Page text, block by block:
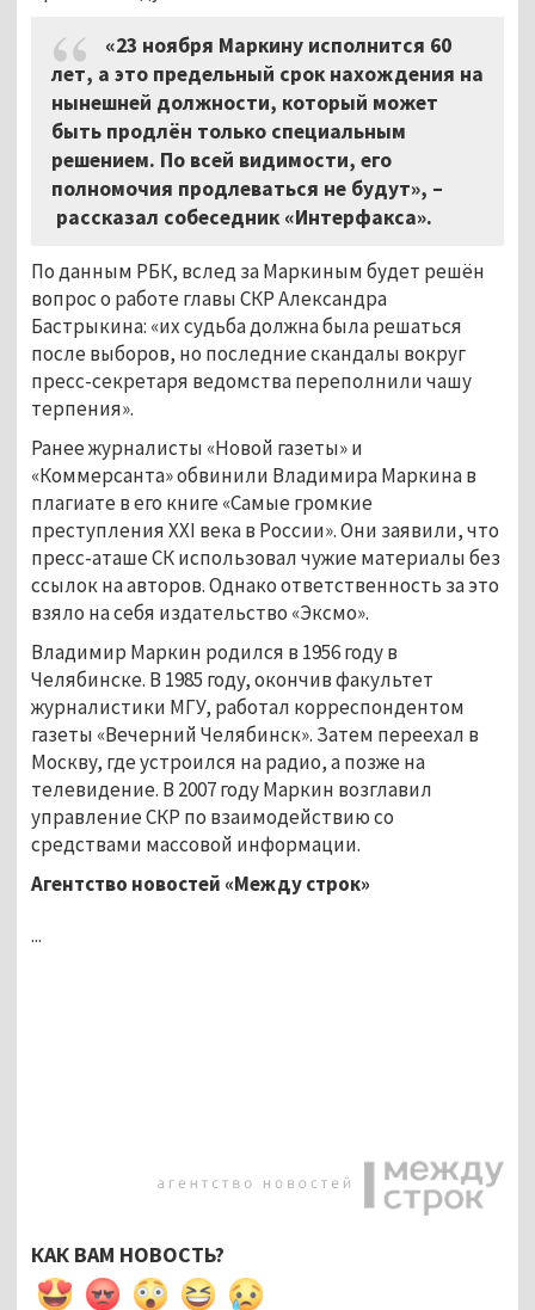
«23 ноября Маркину исполнится 60
лет, а это предельный срок нахождения на
нынешней должности, который может
быть продлён только специальным
решением. По всей видимости, его
полномочия продлеваться не будут», –
рассказал собеседник «Интерфакса».
По данным РБК, вслед за Маркиным будет решён
вопрос о работе главы СКР Александра
Бастрыкина: «их судьба должна была решаться
после выборов, но последние скандалы вокруг
пресс-секретаря ведомства переполнили чашу
терпения».
Ранее журналисты «Новой газеты» и
«Коммерсанта» обвинили Владимира Маркина в
плагиате в его книге «Самые громкие
преступления XXI века в России». Они заявили, что
пресс-аташе СК использовал чужие материалы без
ссылок на авторов. Однако ответственность за это
взяло на себя издательство «Эксмо».
Владимир Маркин родился в 1956 году в
Челябинске. В 1985 году, окончив факультет
журналистики МГУ, работал корреспондентом
газеты «Вечерний Челябинск». Затем переехал в
Москву, где устроился на радио, а позже на
телевидение. В 2007 году Маркин возглавил
управление СКР по взаимодействию со
средствами массовой информации.
Агентство новостей «Между строк»
...
КАК ВАМ НОВОСТЬ?